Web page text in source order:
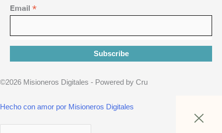
Email *
©2026 Misioneros Digitales - Powered by Cru
Hecho con amor por Misioneros Digitales